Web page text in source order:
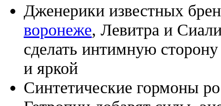
Дженерики известных
воронеже, Левитра и
сделать интимную
и яркой
Синтетические гормоны